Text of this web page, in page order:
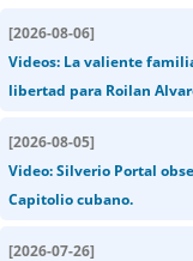
[2026-08-06]
Videos: La valiente
libertad para Roilan
[2026-08-05]
Video: Silverio Portal
Capitolio cubano.
[2026-07-26]